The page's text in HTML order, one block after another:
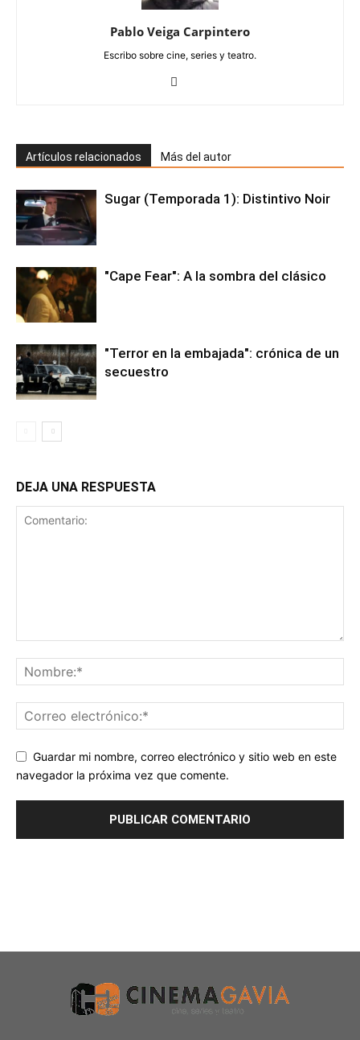
Pablo Veiga Carpintero
Escribo sobre cine, series y teatro.
Artículos relacionados Más del autor
Sugar (Temporada 1): Distintivo Noir
"Cape Fear": A la sombra del clásico
"Terror en la embajada": crónica de un
secuestro
DEJA UNA RESPUESTA
Guardar mi nombre, correo electrónico y sitio web en este
navegador la próxima vez que comente.